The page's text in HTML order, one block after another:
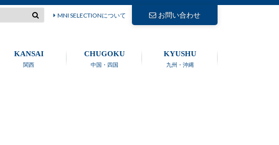
お問い合わせ
MNI SELECTIONについて
関西
KANSAI
中国・四国
CHUGOKU
九州・沖縄
KYUSHU